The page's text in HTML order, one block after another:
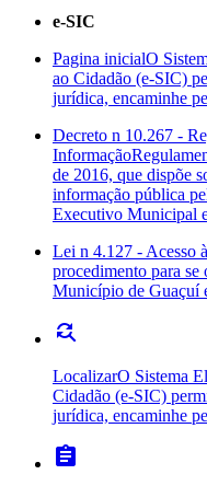
e-SIC
Pagina inicialO
ao Cidadão (e-SIC)
jurídica, encaminhe
Decreto n 10.267 -
Informação
de 2016, que dispõe
informação pública
Executivo Municipal
Lei n 4.127 - Acesso
procedimento para se
Município de Guaçuí
find_replace
LocalizarO Sistema
Cidadão (e-SIC)
jurídica, encaminhe
assignment